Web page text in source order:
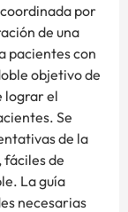
por
de una
pacientes con
objetivo de
lograr el
Se
de la
fáciles de
La guía
necesarias